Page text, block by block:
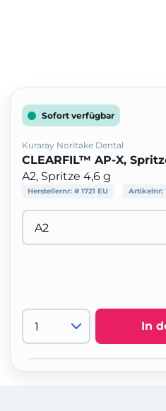
Sofort verfügbar
Kuraray Noritake Dental
CLEARFIL™ AP-X,
A2, Spritze 4,6 g
Herstellernr: # 1721 EU Artikelnr:
In